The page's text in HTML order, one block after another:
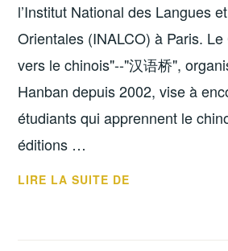
l’Institut National des Langues
Orientales (INALCO) à Paris.
vers le chinois"--"汉语桥",
Hanban depuis 2002, vise à
étudiants qui apprennent le
éditions …
LIRE LA SUITE DE